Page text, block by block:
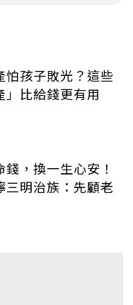
怕孩子敗光？這些
」比給錢更有用
，換一生心安！
三明治族：先顧老